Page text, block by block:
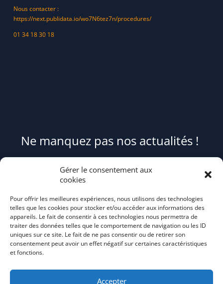
Gérer le consentement aux
cookies
Pour offrir les meilleures expériences, nous utilisons des technologies
telles que les cookies pour stocker et/ou accéder aux informations des
appareils. Le fait de consentir à ces technologies nous permettra de
traiter des données telles que le comportement de navigation ou les ID
uniques sur ce site. Le fait de ne pas consentir ou de retirer son
consentement peut avoir un effet négatif sur certaines caractéristiques
et fonctions.
Accepter
Nous contacter :
https://next.publidata.io/wo7N6tez7n/procedures/
01 34 18 30 18
Ne manquez pas nos actualités !
conseils et astuces pour mieux trier et réduire vos déchets,
vous au flash info bi-mensuel Tri Action!